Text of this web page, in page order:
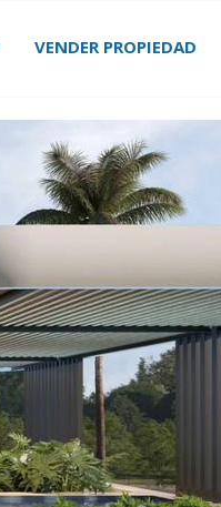
VENDER PROPIEDAD